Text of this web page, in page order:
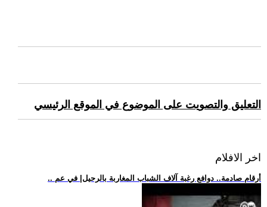
التعليق والتصويت على الموضوع في الموقع الرئيسي
اخر الافلام
.. أرقام صادمة.. دوافع رغبة آلاف الشباب المغاربة بالرحيل| في عم